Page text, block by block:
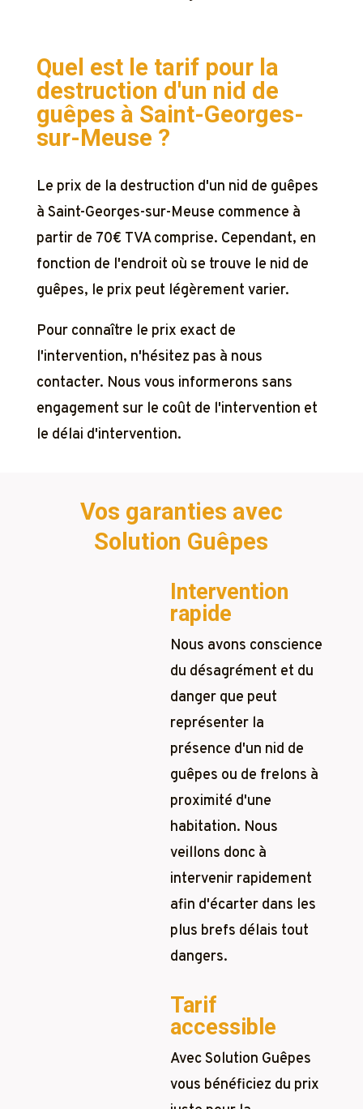
Quel est le tarif pour la
destruction d'un nid de
guêpes à Saint-Georges-
sur-Meuse ?
Le prix de la destruction d'un nid de guêpes
à Saint-Georges-sur-Meuse commence à
partir de 70€ TVA comprise. Cependant, en
fonction de l'endroit où se trouve le nid de
guêpes, le prix peut légèrement varier.
Pour connaître le prix exact de
l'intervention, n'hésitez pas à nous
contacter. Nous vous informerons sans
engagement sur le coût de l'intervention et
le délai d'intervention.
Vos garanties avec
Solution Guêpes
Intervention
rapide
Nous avons conscience
du désagrément et du
danger que peut
représenter la
présence d'un nid de
guêpes ou de frelons à
proximité d'une
habitation. Nous
veillons donc à
intervenir rapidement
afin d'écarter dans les
plus brefs délais tout
dangers.
Tarif
accessible
Avec Solution Guêpes
vous bénéficiez du prix